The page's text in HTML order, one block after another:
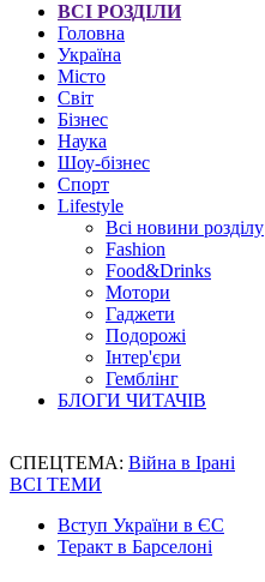
ВСІ РОЗДІЛИ
Головна
Україна
Місто
Світ
Бізнес
Наука
Шоу-бізнес
Спорт
Lifestyle
Всі новини розділу
Fashion
Food&Drinks
Мотори
Гаджети
Подорожі
Інтер'єри
Гемблінг
БЛОГИ ЧИТАЧІВ
СПЕЦТЕМА: Війна в Ірані
ВСІ ТЕМИ
Вступ України в ЄС
Теракт в Барселоні